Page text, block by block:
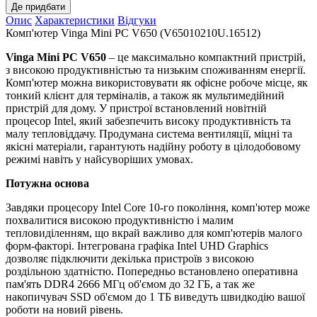
Де придбати
Опис Характеристики Відгуки
Комп'ютер Vinga Mini PC V650 (V65010210U.16512)
Vinga Mini PC V650 – це максимально компактний пристрій,
з високою продуктивністью та низьким споживанням енергії.
Комп'ютер можна використовувати як офісне робоче місце, як
тонкий клієнт для терміналів, а також як мультимедійний
пристрій для дому. У пристрої встановлений новітній
процесор Intel, який забезпечить високу продуктивність та
малу тепловіддачу. Продумана система вентиляції, міцні та
якісні матеріали, гарантують надійну роботу в цілодобовому
режимі навіть у найсуворіших умовах.
Потужна основа
Завдяки процесору Intel Core 10-го покоління, комп'ютер може
похвалитися високою продуктивністю і малим
тепловиділенням, що вкрай важливо для комп'ютерів малого
форм-факторі. Інтегрована графіка Intel UHD Graphics
дозволяє підключити декілька пристроїв з високою
роздільною здатністю. Попередньо встановлено оперативна
пам'ять DDR4 2666 МГц об'ємом до 32 ГБ, а так же
накопичувач SSD об'ємом до 1 ТБ виведуть швидкодію вашої
роботи на новий рівень.